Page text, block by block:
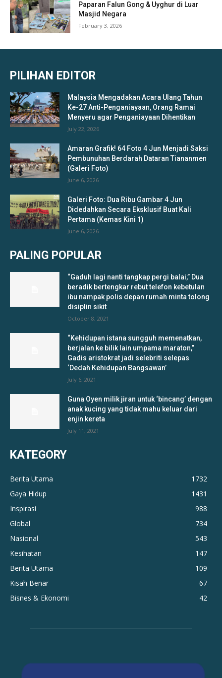
Paparan Falun Gong & Uyghur di Luar
Masjid Negara
February 3, 2026
PILIHAN EDITOR
Malaysia Mengadakan Acara Ulang Tahun
Ke-27 Anti-Penganiayaan, Orang Ramai
Menyeru agar Penganiayaan Dihentikan
July 22, 2026
Amaran Grafik! 64 Foto 4 Jun Menjadi Saksi
Pembunuhan Berdarah Dataran Tiananmen
(Galeri Foto)
June 6, 2026
Galeri Foto: Dua Ribu Gambar 4 Jun
Didedahkan Secara Eksklusif Buat Kali
Pertama (Kemas Kini 1)
June 6, 2026
PALING POPULAR
“Gaduh lagi nanti tangkap pergi balai,” Dua
beradik bertengkar rebut telefon kebetulan
ibu nampak polis depan rumah minta tolong
disiplin sikit
October 8, 2021
“Kehidupan istana sungguh memenatkan,
berjalan ke bilik lain umpama maraton,”
Gadis aristokrat jadi selebriti selepas
‘Dedah Kehidupan Bangsawan’
July 6, 2021
Guna Oyen milik jiran untuk ‘bincang’ dengan
anak kucing yang tidak mahu keluar dari
enjin kereta
July 11, 2021
KATEGORY
Berita Utama
1732
Gaya Hidup
1431
Inspirasi
988
Global
734
Nasional
543
Kesihatan
147
Berita Utama
109
Kisah Benar
67
Bisnes & Ekonomi
42